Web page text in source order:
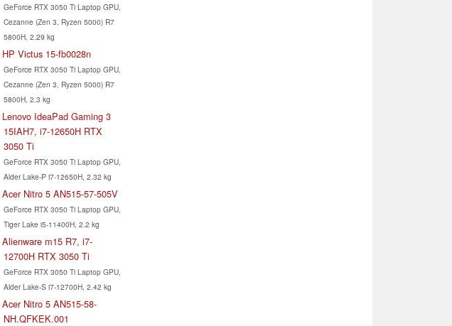
GeForce RTX 3050 Ti Laptop GPU,
Cezanne (Zen 3, Ryzen 5000) R7
5800H, 2.29 kg
HP Victus 15-fb0028n
GeForce RTX 3050 Ti Laptop GPU,
Cezanne (Zen 3, Ryzen 5000) R7
5800H, 2.3 kg
Lenovo IdeaPad Gaming 3
15IAH7, i7-12650H RTX
3050 Ti
GeForce RTX 3050 Ti Laptop GPU,
Alder Lake-P i7-12650H, 2.32 kg
Acer Nitro 5 AN515-57-505V
GeForce RTX 3050 Ti Laptop GPU,
Tiger Lake i5-11400H, 2.2 kg
Alienware m15 R7, i7-
12700H RTX 3050 Ti
GeForce RTX 3050 Ti Laptop GPU,
Alder Lake-S i7-12700H, 2.42 kg
Acer Nitro 5 AN515-58-
NH.QFKEK.001